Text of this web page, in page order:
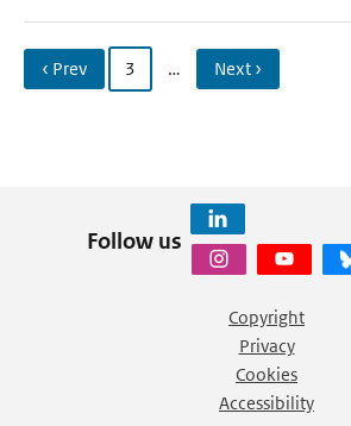
‹ Prev 3 … Next ›
Follow us
Copyright
Privacy
Cookies
Accessibility